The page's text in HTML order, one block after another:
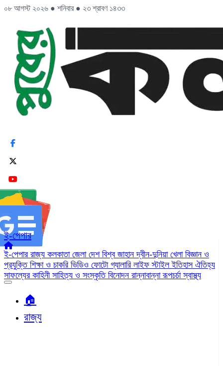
০৮ আগস্ট ২০২৬ ● শনিবার ● ২৩ শ্রাবণ ১৪৩৩
ই-পেপার
ই-পেপার রাজ্য কলকাতা জেলা দেশ বিশ্ব জাহানদ্বীন-দুনিয়া খেলা বিজ্ঞান ও
প্রযুক্তি শিক্ষা ও চাকরি ভিডিও ফোটো গ্যালারি লাইফ স্টাইলইতিহাস ঐতিহ্য
সাফল্যের কাহিনী সাহিত্য ও সংস্কৃতি বিনোদন রান্নাবান্নারূপচর্চাস্বাস্থ্য
🏠︎
রাজ্য